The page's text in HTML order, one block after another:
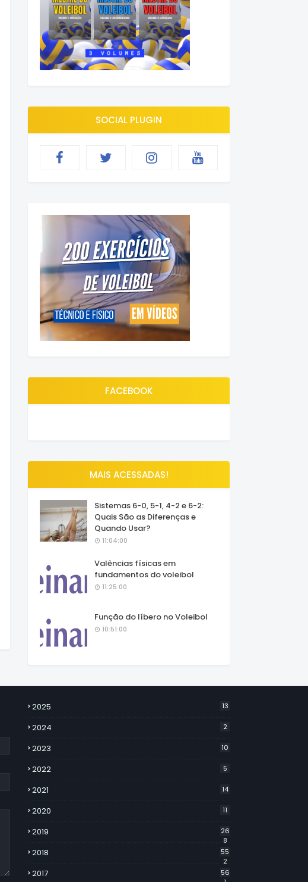
SOCIAL PLUGIN
FACEBOOK
MAIS ACESSADAS!
Sistemas 6-0, 5-1, 4-2 e 6-2:
Quais São as Diferenças e
Quando Usar?
11:04:00
Valências físicas em
fundamentos do voleibol
11:25:00
Função do líbero no Voleibol
10:51:00
2025 13
2024 2
2023 10
2022 5
2021 14
2020 11
2019
26
8
2018
55
2
2017
56